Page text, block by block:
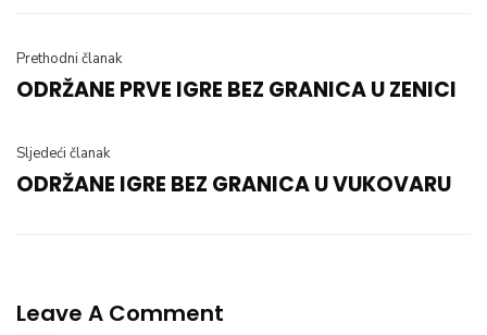
Prethodni članak
ODRŽANE PRVE IGRE BEZ GRANICA U ZENICI
Sljedeći članak
ODRŽANE IGRE BEZ GRANICA U VUKOVARU
Leave A Comment